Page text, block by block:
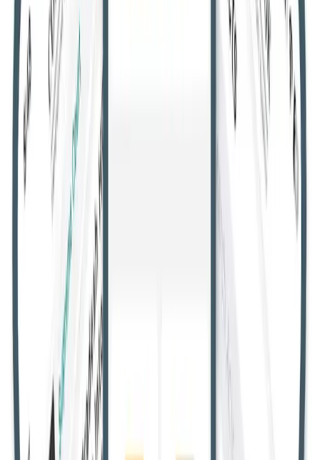
सभी उच्च न्यायालय गुजरात उच्च न्यायालय
मणिपुर
उच्च न्यायालय
मद्रास उच्च न्यायालय
केरल उच्च
न्यायालय
कर्नाटक उच्च न्यायालय
जम्मू और कश्मीर
व लद्दाख उच्च न्यायालय
गुवाहाटी उच्च न्यायालय
कलकत्ता उच्च न्यायालय
इलाहाबाद उच्च न्यायालय
पंजाब और हरियाणा उच्च न्यायालय
तेलंगाना उच्च न्यायालय
उपभोक्ता मामले
एआईबीई एवं नियुक्ति
जजमेंट
अचानक हुए झगड़े के दौरान पति को चाकू मारना
हत्या के अपवाद के अंतर्गत आता है: तेलंगाना